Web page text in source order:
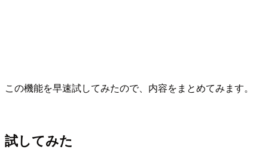
この機能を早速試してみたので、内容をまとめてみます。
試してみた